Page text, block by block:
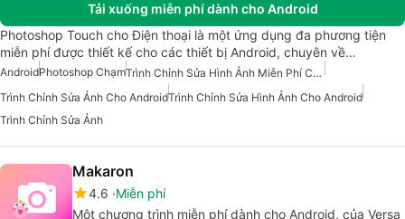
Tải xuống miễn phí dành cho Android
Photoshop Touch cho Điện thoại là một ứng dụng đa phương tiện
miễn phí được thiết kế cho các thiết bị Android, chuyên về…
AndroidPhotoshop Chạm
Trình Chỉnh Sửa Hình Ảnh Miễn Phí Cho Android
Trình Chỉnh Sửa Ảnh Cho AndroidTrình Chỉnh Sửa Hình Ảnh Cho Android
Trình Chỉnh Sửa Ảnh
Makaron
4.6 Miễn phí
Một chương trình miễn phí dành cho Android, của Versa